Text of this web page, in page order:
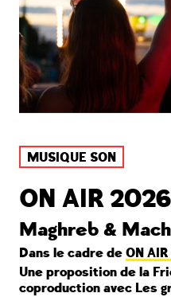
MUSIQUE SON
ON AIR
Maghreb &
Dans le cadre de ON
Une proposition de la
coproduction avec Les